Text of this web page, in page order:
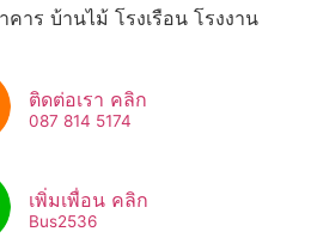
าร บ้านไม้ โรงเรือน โรงงาน
ติดต่อเรา คลิก
087 814 5174
เพิ่มเพื่อน คลิก
Bus2536​